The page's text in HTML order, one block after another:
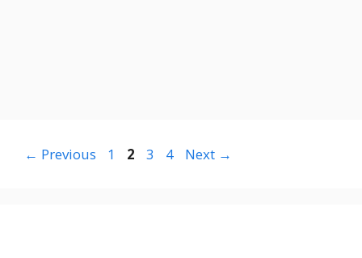
← Previous Page
1 Page
2 Page
3 Page
4 Next →